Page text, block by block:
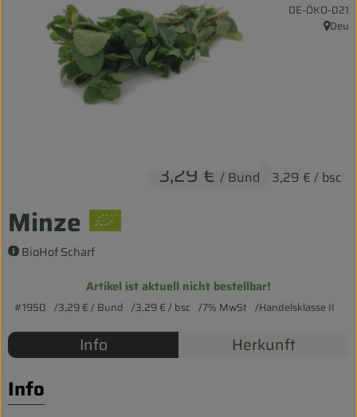
Entspannt durch die FERIEN
Obst & Gemüse
Kühltheke
Kosmetik
Biokorb so geht`s
Pferdepension & Reitbetrieb
Minze
BioHof Scharf
3,29 € / Bund 3,29 € / bsc
, Kontrollstelle:
DE-ÖKO-021
,Deu
Artikel ist aktuell nicht bestellbar!
#1950 3,29 €/ Bund 3,29 €/ bsc 7% MwSt Handelsklasse II
Info Herkunft
Info